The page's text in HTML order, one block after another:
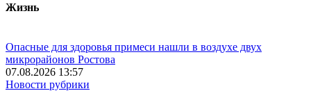
Жизнь
Опасные для здоровья примеси нашли в воздухе двух
микрорайонов Ростова
07.08.2026 13:57
Новости рубрики